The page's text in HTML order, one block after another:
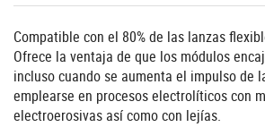
Compatible con el 80% de las lanzas
Ofrece la ventaja de que los módulos
incluso cuando se aumenta el impulso de
emplearse en procesos electrolíticos con
electroerosivas así como con lejías.